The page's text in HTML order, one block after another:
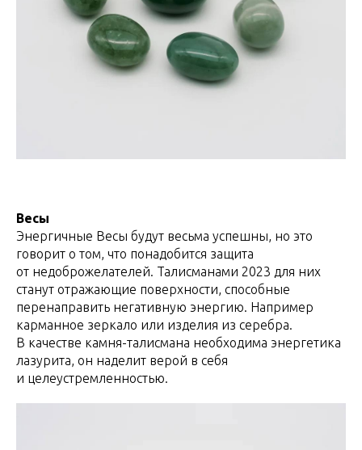
Весы
Энергичные Весы будут весьма успешны, но это
говорит о том, что понадобится защита
от недоброжелателей. Талисманами 2023 для них
станут отражающие поверхности, способные
перенаправить негативную энергию. Например
карманное зеркало или изделия из серебра.
В качестве камня-талисмана необходима энергетика
лазурита, он наделит верой в себя
и целеустремленностью.